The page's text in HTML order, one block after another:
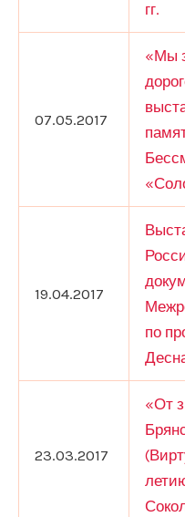
гг.
07.05.2017
«Мы
19.04.2017
по
23.03.2017
«От